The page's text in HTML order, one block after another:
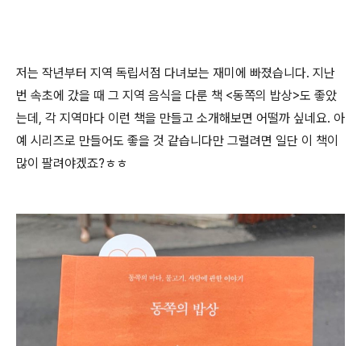
저는 작년부터 지역 독립서점 다녀보는 재미에 빠졌습니다. 지난
번 속초에 갔을 때 그 지역 음식을 다룬 책 <동쪽의 밥상>도 좋았
는데, 각 지역마다 이런 책을 만들고 소개해보면 어떨까 싶네요. 아
예 시리즈로 만들어도 좋을 것 같습니다만 그럴려면 일단 이 책이
많이 팔려야겠죠?ㅎㅎ